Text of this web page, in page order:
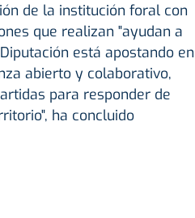
de la institución foral con
que realizan "ayudan a
está apostando en
abierto y colaborativo,
para responder de
ha concluido